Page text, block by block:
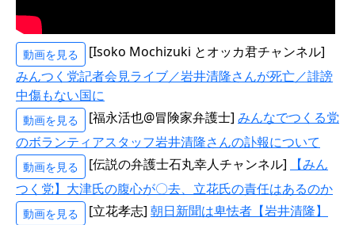
動画を見る
[Isoko Mochizuki とオッカ君チャンネル]
みんつく党記者会見ライブ／岩井清隆さんが死亡／誹謗
中傷もない国に
動画を見る [福永活也@冒険家弁護士] みんなでつくる党
のボランティアスタッフ岩井清隆さんの訃報について
動画を見る [伝説の弁護士石丸幸人チャンネル]
【みん
つく党】大津氏の腹心が〇去、立花氏の責任はあるのか
動画を見る [立花孝志] 朝日新聞は卑怯者【岩井清隆】